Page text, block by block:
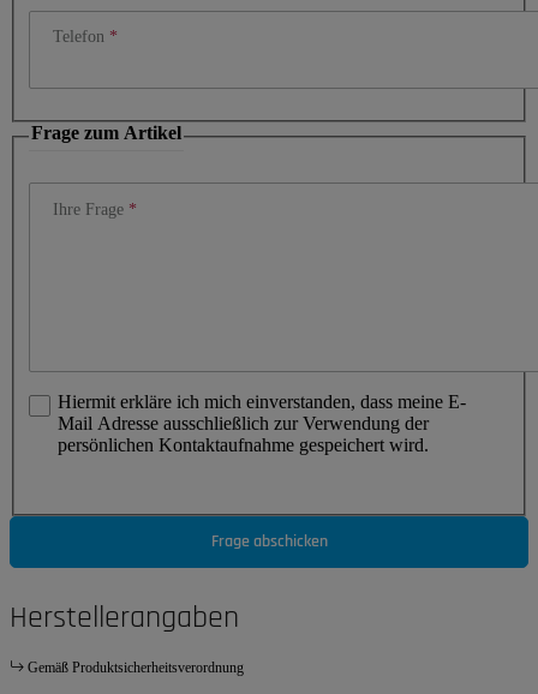
Telefon
Frage zum Artikel
Ihre Frage
Hiermit erkläre ich mich einverstanden, dass meine E-
Mail Adresse ausschließlich zur Verwendung der
persönlichen Kontaktaufnahme gespeichert wird.
Frage abschicken
Herstellerangaben
Gemäß Produktsicherheitsverordnung